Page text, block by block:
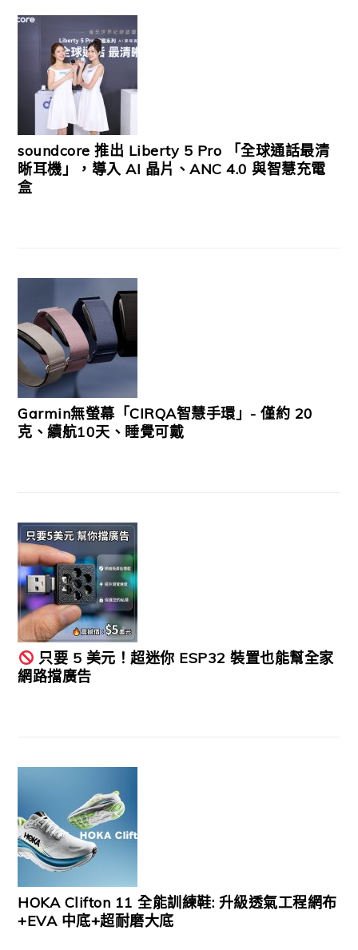
soundcore 推出 Liberty 5 Pro 「全球通話最清
晰耳機」，導入 AI 晶片、ANC 4.0 與智慧充電
盒
Garmin無螢幕「CIRQA智慧手環」- 僅約 20
克、續航10天、睡覺可戴
只要 5 美元！超迷你 ESP32 裝置也能幫全家
網路擋廣告
HOKA Clifton 11 全能訓練鞋: 升級透氣工程網布
+EVA 中底+超耐磨大底